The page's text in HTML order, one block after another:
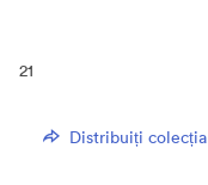
21
Distribuiți colecția